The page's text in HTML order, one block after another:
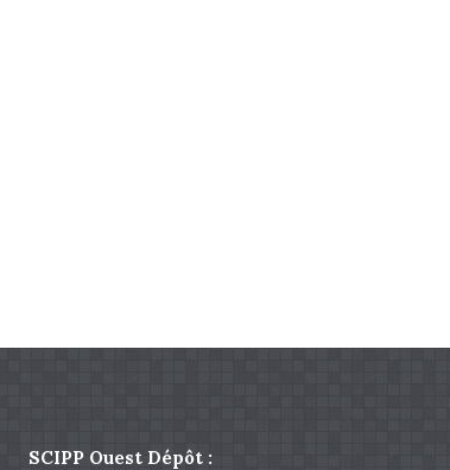
SCIPP Ouest Dépôt :